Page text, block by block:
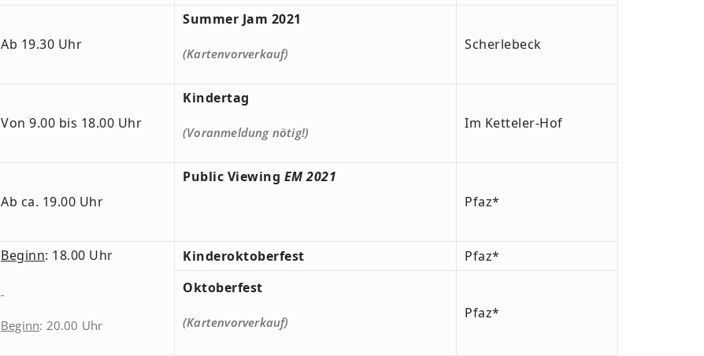
Ab 19.30 Uhr
Summer Jam 2021
(Kartenvorverkauf)
Scherlebeck
Von 9.00 bis 18.00 Uhr
Kindertag
(Voranmeldung nötig!)
Im Ketteler-Hof
Ab ca. 19.00 Uhr
Public Viewing EM 2021
Pfaz*
Beginn: 18.00 Uhr
Beginn: 20.00 Uhr
Kinderoktoberfest
Pfaz*
Oktoberfest
(Kartenvorverkauf)
Pfaz*